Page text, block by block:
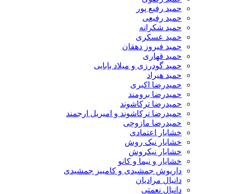
حمید رفیع پور
حمید رفیعی
حمید شکرانه
حمید عسکری
حمید فیروز دهقان
حمید قهاری
حمید گودرزی و میلاد بابایی
حمید هیراد
حمیدرضا اکبری
حمیدرضا برومند
حمیدرضا ترکاشوند
حمیدرضا ترکاشوند و امیریل ارجمند
حمیدرضا مازوچی
خشایار اعتمادی
خشایار نیک روش
خشایار نیکروش
خشایار و نیما و کانو
داریوش جمشیدی و کامبیز جمشیدی
دانیال مرادیان
دانیال نعمتی